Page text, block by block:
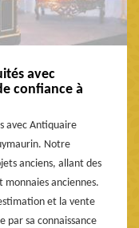
avec
confiance à
avec Antiquaire
Notre
anciens, allant des
monnaies anciennes.
et la vente
par sa connaissance